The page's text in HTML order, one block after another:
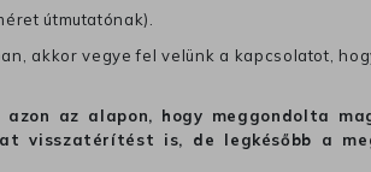
útmutatónak).
akkor vegye fel velünk a kapcsolatot,
az alapon, hogy meggondolta
visszatérítést is, de legkésőbb a